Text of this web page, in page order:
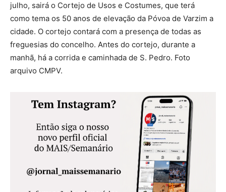
julho, sairá o Cortejo de Usos e Costumes, que terá
como tema os 50 anos de elevação da Póvoa de Varzim a
cidade. O cortejo contará com a presença de todas as
freguesias do concelho. Antes do cortejo, durante a
manhã, há a corrida e caminhada de S. Pedro. Foto
arquivo CMPV.